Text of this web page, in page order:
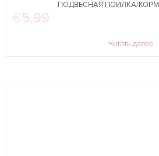
ПОДВЕСНАЯ ПОИЛКА/
€5,99
Читать далее